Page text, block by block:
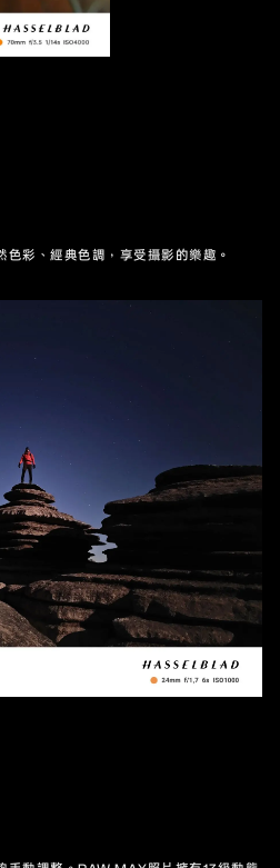
彩、經典色調，享受攝影的樂趣。